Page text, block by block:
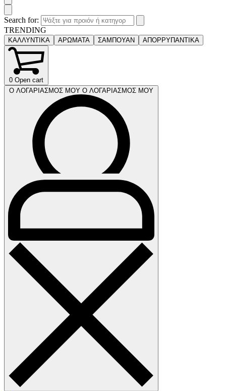
Search for:
TRENDING
ΚΑΛΛΥΝΤΙΚΑ ΑΡΩΜΑΤΑ ΣΑΜΠΟΥΑΝ ΑΠΟΡΡΥΠΑΝΤΙΚΑ
0 Open cart
Ο ΛΟΓΑΡΙΑΣΜΟΣ ΜΟΥ Ο ΛΟΓΑΡΙΑΣΜΟΣ ΜΟΥ